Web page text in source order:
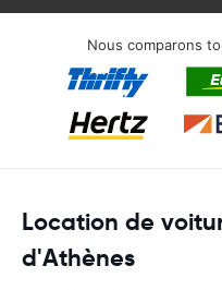
Nous comparons
Location de
d'Athènes